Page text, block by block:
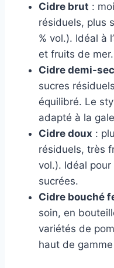
Cidre brut :
résiduels, plus
% vol.). Idéal à
et fruits de mer.
Cidre demi-sec
sucres
équilibré. Le
adapté à la
Cidre doux :
résiduels, très
vol.). Idéal
sucrées.
Cidre bouché
soin, en
variétés de
haut de